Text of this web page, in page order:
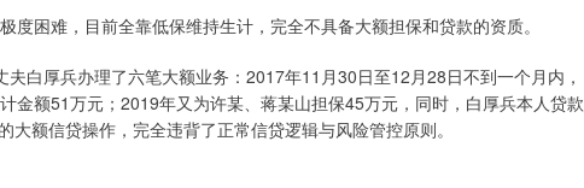
困难，目前全靠低保维持生计，完全不具备大额担保和贷款的资质。
白厚兵办理了六笔大额业务：2017年11月30日至12月28日不到一个月内，
金额51万元；2019年又为许某、蒋某山担保45万元，同时，白厚兵本人贷款
额信贷操作，完全违背了正常信贷逻辑与风险管控原则。